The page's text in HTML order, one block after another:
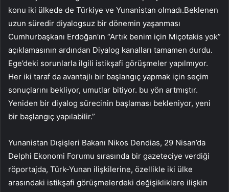
konu iki ülkede de Türkiye ve Yunanistan olmadı.Beklenen
uzun süredir diyalogsuz bir dönemin yaşanması
Cumhurbaşkanı Erdoğan’ın “Artık benim için Miçotakis yok”
açıklamasının ardından Diyalog kanalları tamamen durdu.
Ege’deki sorunlarla ilgili istikşafi görüşmeler yapılmıyor.
Her iki taraf da avantajlı bir başlangıç ​​yapmak için seçim
sonuçlarını bekliyor, umutlar bitiyor. bu yön artmıştır.
Yeniden bir diyalog sürecinin başlaması bekleniyor, yeni
bir başlangıç ​​yapılabilir.”
Yunanistan Dışişleri Bakanı Nikos Dendias, 29 Nisan’da
Delphi Ekonomi Forumu sırasında bir gazeteciye verdiği
röportajda, Türk-Yunan ilişkilerine, özellikle iki ülke
arasındaki istikşafi görüşmelerdeki değişikliklere ilişkin